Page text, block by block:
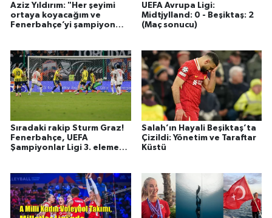
Aziz Yıldırım: "Her şeyimi
ortaya koyacağım ve
Fenerbahçe’yi şampiyon
UEFA Avrupa Ligi:
Midtjylland: 0 - Beşiktaş: 2
(Maç sonucu)
Sıradaki rakip Sturm Graz!
Fenerbahçe, UEFA
Şampiyonlar Ligi 3. eleme
Salah’ın Hayali Beşiktaş’ta
Çizildi: Yönetim ve Taraftar
Küstü